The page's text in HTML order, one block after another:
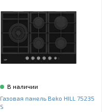
В наличии
Газовая панель Beko HILL 75235
S